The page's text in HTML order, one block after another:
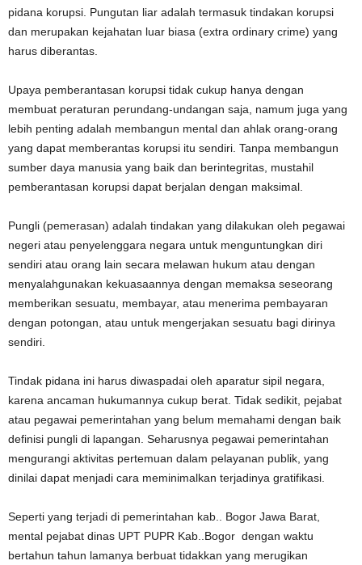
pidana korupsi. Pungutan liar adalah termasuk tindakan korupsi
dan merupakan kejahatan luar biasa (extra ordinary crime) yang
harus diberantas.
Upaya pemberantasan korupsi tidak cukup hanya dengan
membuat peraturan perundang-undangan saja, namum juga yang
lebih penting adalah membangun mental dan ahlak orang-orang
yang dapat memberantas korupsi itu sendiri. Tanpa membangun
sumber daya manusia yang baik dan berintegritas, mustahil
pemberantasan korupsi dapat berjalan dengan maksimal.
Pungli (pemerasan) adalah tindakan yang dilakukan oleh pegawai
negeri atau penyelenggara negara untuk menguntungkan diri
sendiri atau orang lain secara melawan hukum atau dengan
menyalahgunakan kekuasaannya dengan memaksa seseorang
memberikan sesuatu, membayar, atau menerima pembayaran
dengan potongan, atau untuk mengerjakan sesuatu bagi dirinya
sendiri.
Tindak pidana ini harus diwaspadai oleh aparatur sipil negara,
karena ancaman hukumannya cukup berat. Tidak sedikit, pejabat
atau pegawai pemerintahan yang belum memahami dengan baik
definisi pungli di lapangan. Seharusnya pegawai pemerintahan
mengurangi aktivitas pertemuan dalam pelayanan publik, yang
dinilai dapat menjadi cara meminimalkan terjadinya gratifikasi.
Seperti yang terjadi di pemerintahan kab.. Bogor Jawa Barat,
mental pejabat dinas UPT PUPR Kab..Bogor dengan waktu
bertahun tahun lamanya berbuat tidakkan yang merugikan